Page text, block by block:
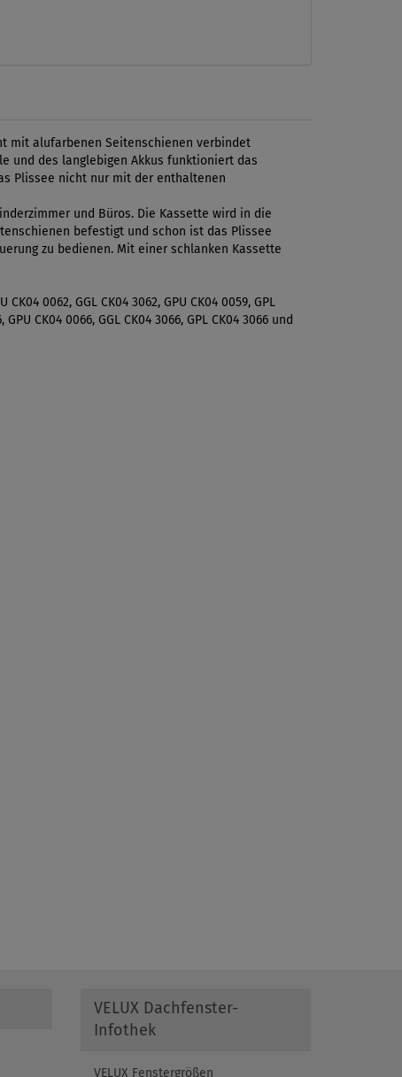
mit alufarbenen Seitenschienen verbindet
und des langlebigen Akkus funktioniert das
Plissee nicht nur mit der enthaltenen
und Büros. Die Kassette wird in die
befestigt und schon ist das Plissee
zu bedienen. Mit einer schlanken Kassette
0062, GGL CK04 3062, GPU CK04 0059, GPL
CK04 0066, GGL CK04 3066, GPL CK04 3066 und
VELUX Dachfenster-
Infothek
VELUX Fenstergrößen